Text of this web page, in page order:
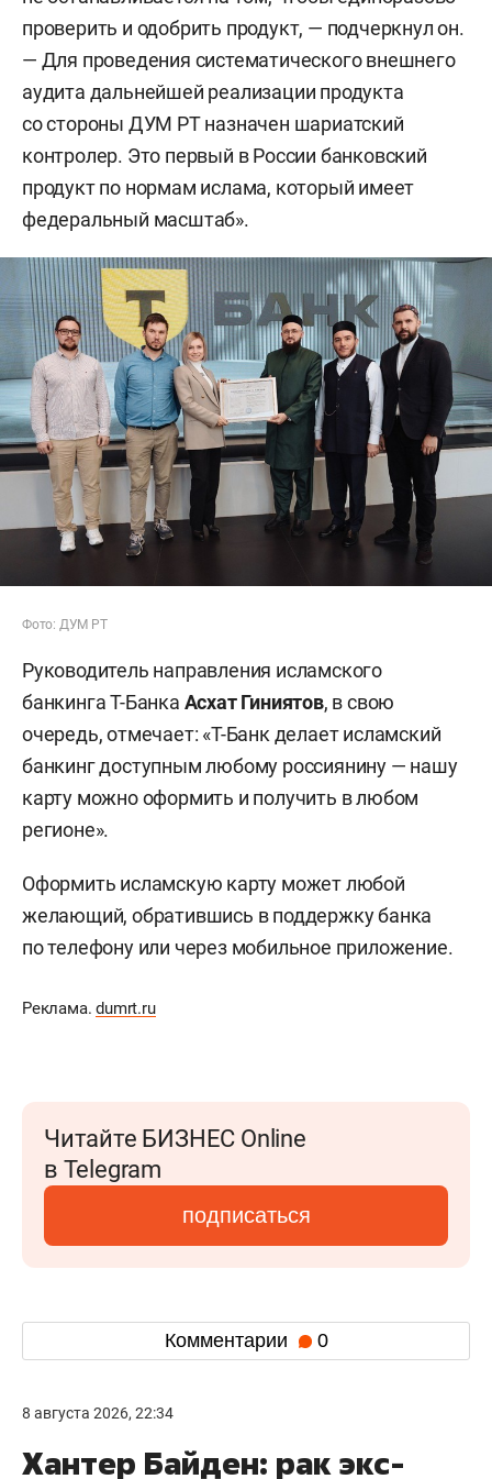
проверить и одобрить продукт, — подчеркнул он.
— Для проведения систематического внешнего
аудита дальнейшей реализации продукта
со стороны ДУМ РТ назначен шариатский
контролер. Это первый в России банковский
продукт по нормам ислама, который имеет
федеральный масштаб».
Фото: ДУМ РТ
Руководитель направления исламского
банкинга Т-Банка Асхат Гиниятов, в свою
очередь, отмечает: «Т-Банк делает исламский
банкинг доступным любому россиянину — нашу
карту можно оформить и получить в любом
регионе».
Оформить исламскую карту может любой
желающий, обратившись в поддержку банка
по телефону или через мобильное приложение.
Реклама.dumrt.ru
Читайте БИЗНЕС Online
в Telegram
подписаться
Комментарии 0
8 августа 2026, 22:34
Хантер Байден: рак экс-